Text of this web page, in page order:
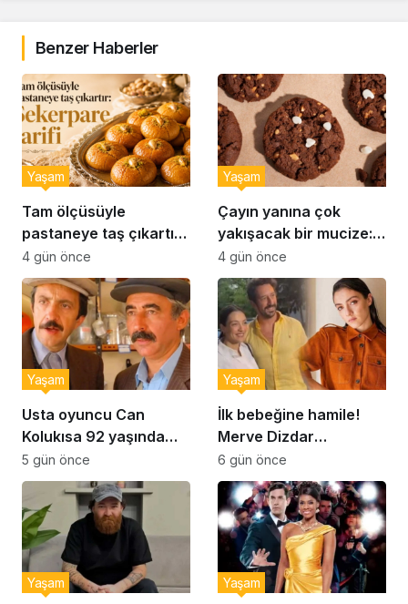
Benzer Haberler
Tam ölçüsüyle
pastaneye taş çıkartır:
Şekerpare tarifi
Yaşam
4 gün önce
Çayın yanına çok
yakışacak bir mucize:
Brownie tadında ıslak
kurabiye tarifi…
Yaşam
4 gün önce
Usta oyuncu Can
Kolukısa 92 yaşında
hayatını kaybetti
Yaşam
5 gün önce
İlk bebeğine hamile!
Merve Dizdar
sessizliğini bozdu: ‘İsim
bulmak çok zor’
Yaşam
6 gün önce
Yaşam Yaşam